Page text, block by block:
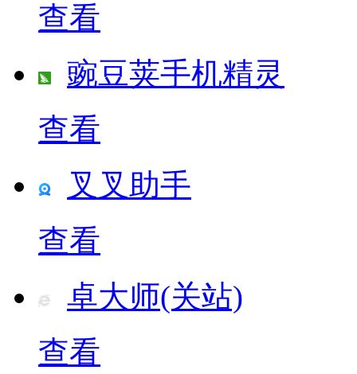
查看
豌豆荚手机精灵
查看
叉叉助手
查看
卓大师(关站)
查看